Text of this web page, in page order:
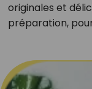
originales et
préparation,